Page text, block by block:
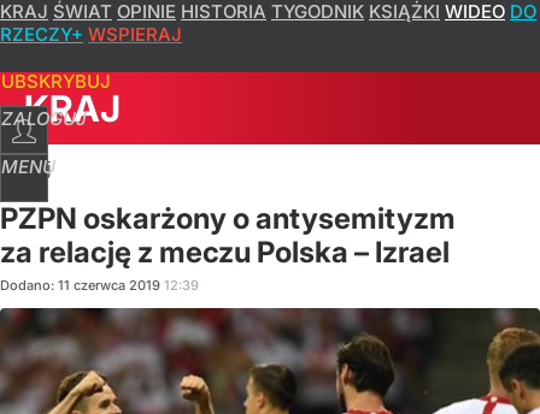
KRAJ ŚWIAT OPINIE HISTORIA TYGODNIK KSIĄŻKI WIDEO DO
RZECZY+ WSPIERAJ
ZALOGUJ
MENU
KRAJ
Kraj
PZPN oskarżony o antysemityzm
za relację z meczu Polska – Izrael
Dodano: 11 czerwca 2019 12:39